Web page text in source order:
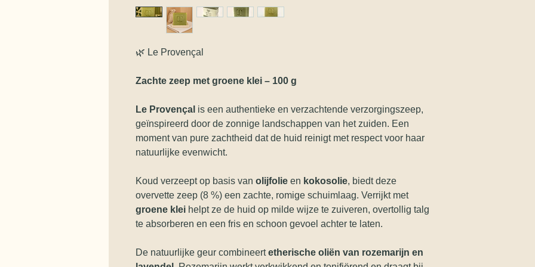
🌿 Le Provençal
Zachte zeep met groene klei – 100 g
Le Provençal is een authentieke en verzachtende verzorgingszeep,
geïnspireerd door de zonnige landschappen van het zuiden. Een
moment van pure zachtheid dat de huid reinigt met respect voor haar
natuurlijke evenwicht.
Koud verzeept op basis van olijfolie en kokosolie, biedt deze
overvette zeep (8 %) een zachte, romige schuimlaag. Verrijkt met
groene klei helpt ze de huid op milde wijze te zuiveren, overtollig talg
te absorberen en een fris en schoon gevoel achter te laten.
De natuurlijke geur combineertetherische oliën van rozemarijn en